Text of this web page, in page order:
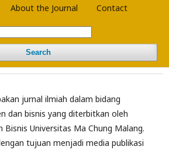
About the Journal Contact
Search
jurnal ilmiah dalam bidang
dan bisnis yang diterbitkan oleh
Bisnis Universitas Ma Chung Malang.
tujuan menjadi media publikasi